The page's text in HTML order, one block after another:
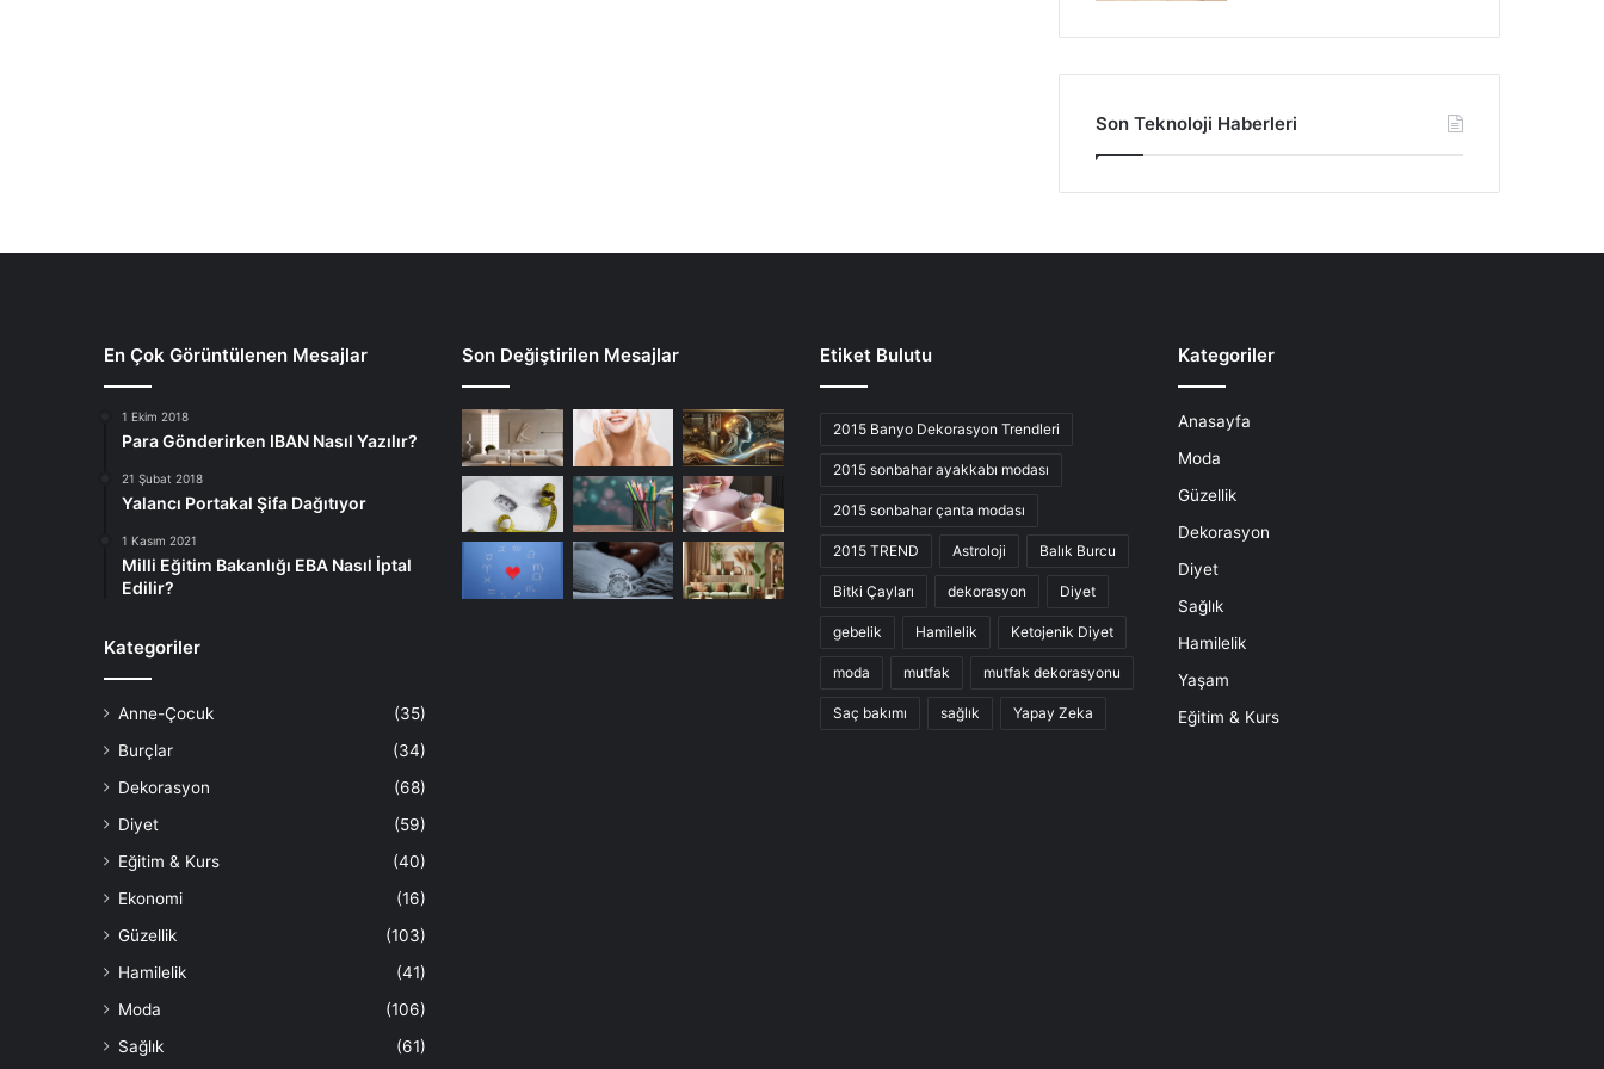
Son Teknoloji Haberleri
En Çok Görüntülenen Mesajlar
1 Ekim 2018
Para Gönderirken IBAN Nasıl Yazılır?
21 Şubat 2018
Yalancı Portakal Şifa Dağıtıyor
1 Kasım 2021
Milli Eğitim Bakanlığı EBA Nasıl İptal
Edilir?
Kategoriler
Anne-Çocuk
(35)
Burçlar
(34)
Dekorasyon
(68)
Diyet
(59)
Eğitim & Kurs
(40)
Ekonomi
(16)
Güzellik
(103)
Hamilelik
(41)
Moda
(106)
Sağlık
(61)
Son Değiştirilen Mesajlar Etiket Bulutu
2015 Banyo Dekorasyon Trendleri
2015 sonbahar ayakkabı modası
2015 sonbahar çanta modası
2015 TREND Astroloji Balık Burcu
Bitki Çayları dekorasyon Diyet
gebelik Hamilelik Ketojenik Diyet
moda mutfak mutfak dekorasyonu
Saç bakımı sağlık Yapay Zeka
Kategoriler
Anasayfa
Moda
Güzellik
Dekorasyon
Diyet
Sağlık
Hamilelik
Yaşam
Eğitim & Kurs